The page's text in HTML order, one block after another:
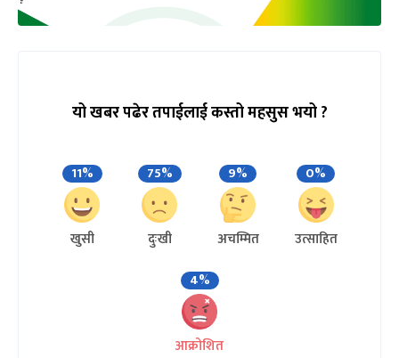
यो खबर पढेर तपाईलाई कस्तो महसुस भयो ?
11%
खुसी
75%
दुःखी
9%
अचम्मित
0%
उत्साहित
4%
आक्रोशित